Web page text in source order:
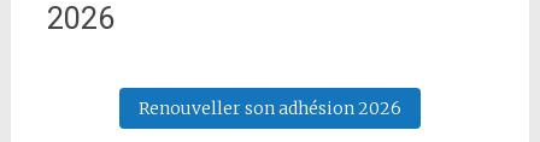
2026
Renouveller son adhésion 2026